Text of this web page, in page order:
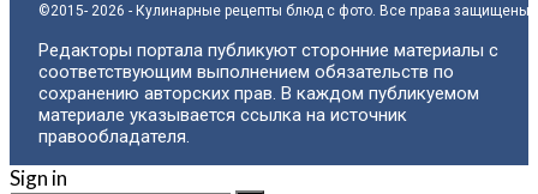
©2015- 2026 - Кулинарные рецепты блюд с фото. Все права защищены.
Редакторы портала публикуют сторонние материалы с
соответствующим выполнением обязательств по
сохранению авторских прав. В каждом публикуемом
материале указывается ссылка на источник
правообладателя.
Sign in